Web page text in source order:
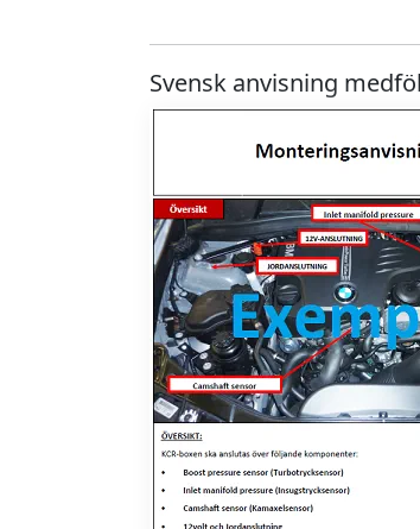
Svensk anvisning